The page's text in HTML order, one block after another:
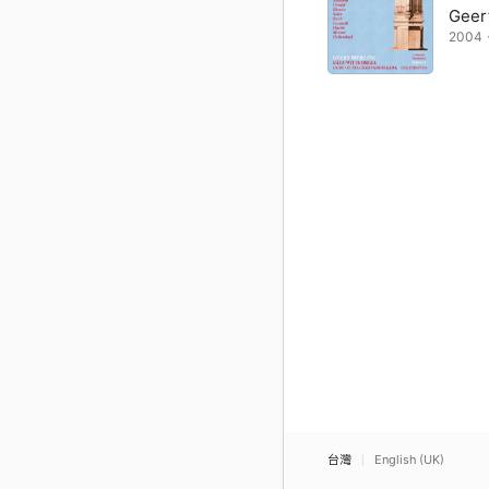
2004
台灣 English (UK)